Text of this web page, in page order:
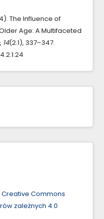
The Influence of
Age: A Multifaceted
, 14(2.1), 337–347.
Creative Commons
zależnych 4.0